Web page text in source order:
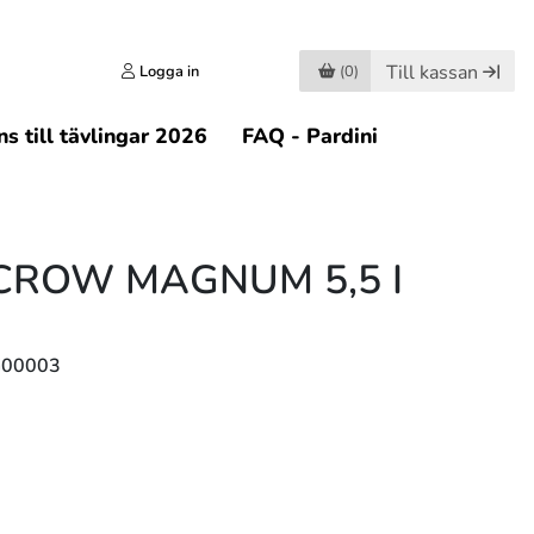
Logga in (0) Till kassan
till tävlingar 2026 FAQ - Pardini
MAGNUM 5,5 I